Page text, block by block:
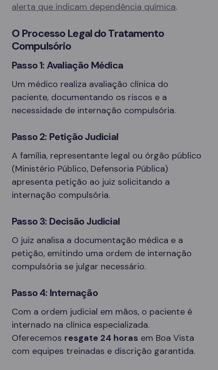
alerta que indicam dependência química.
O Processo Legal do Tratamento
Compulsório
Passo 1: Avaliação Médica
Um médico realiza avaliação clínica do
paciente, documentando os riscos e a
necessidade de internação compulsória.
Passo 2: Petição Judicial
A família, representante legal ou órgão público
(Ministério Público, Defensoria Pública)
apresenta petição ao juiz solicitando a
internação compulsória.
Passo 3: Decisão Judicial
O juiz analisa a documentação médica e a
petição, emitindo uma ordem de internação
compulsória se julgar necessário.
Passo 4: Internação
Com a ordem judicial em mãos, o paciente é
internado na clínica especializada.
Oferecemos resgate 24 horas em Boa Vista
com equipes treinadas e discrição garantida.